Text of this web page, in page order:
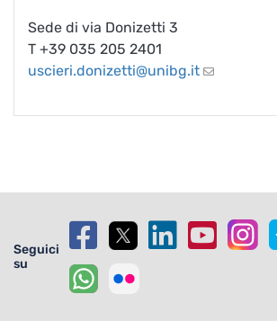
Sede di via Donizetti 3
T +39 035 205 2401
uscieri.donizetti@unibg.it
Seguici
su